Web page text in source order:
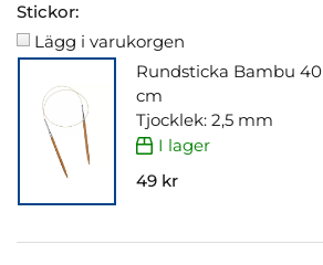
Stickor:
Lägg i varukorgen
Rundsticka Bambu 40
cm
Tjocklek: 2,5 mm
I lager
49 kr